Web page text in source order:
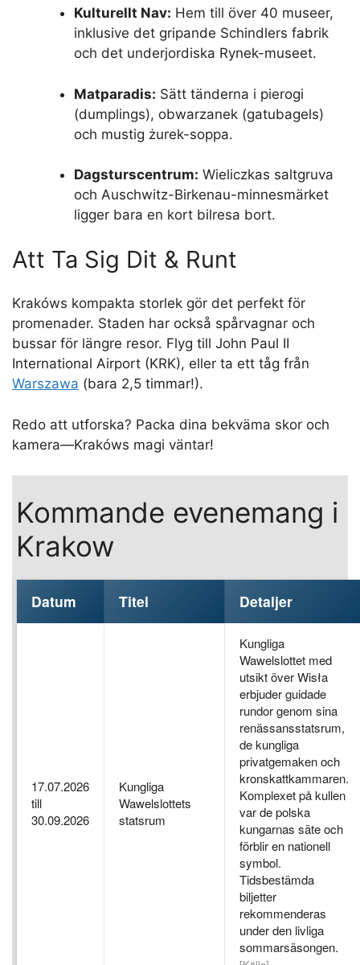
Kulturellt Nav: Hem till över 40 museer,
inklusive det gripande Schindlers fabrik
och det underjordiska Rynek-museet.
Matparadis: Sätt tänderna i pierogi
(dumplings), obwarzanek (gatubagels)
och mustig żurek-soppa.
Dagsturscentrum: Wieliczkas saltgruva
och Auschwitz-Birkenau-minnesmärket
ligger bara en kort bilresa bort.
Att Ta Sig Dit & Runt
Krakóws kompakta storlek gör det perfekt för
promenader. Staden har också spårvagnar och
bussar för längre resor. Flyg till John Paul II
International Airport (KRK), eller ta ett tåg från
Warszawa (bara 2,5 timmar!).
Redo att utforska? Packa dina bekväma skor och
kamera—Krakóws magi väntar!
Kommande evenemang i
Krakow
Datum Titel Detaljer
17.07.2026
till
30.09.2026
Kungliga
Wawelslottets
statsrum
Kungliga
Wawelslottet med
utsikt över Wisła
erbjuder guidade
rundor genom sina
renässansstatsrum,
de kungliga
privatgemaken och
kronskattkammaren.
Komplexet på kullen
var de polska
kungarnas säte och
förblir en nationell
symbol.
Tidsbestämda
biljetter
rekommenderas
under den livliga
sommarsäsongen.